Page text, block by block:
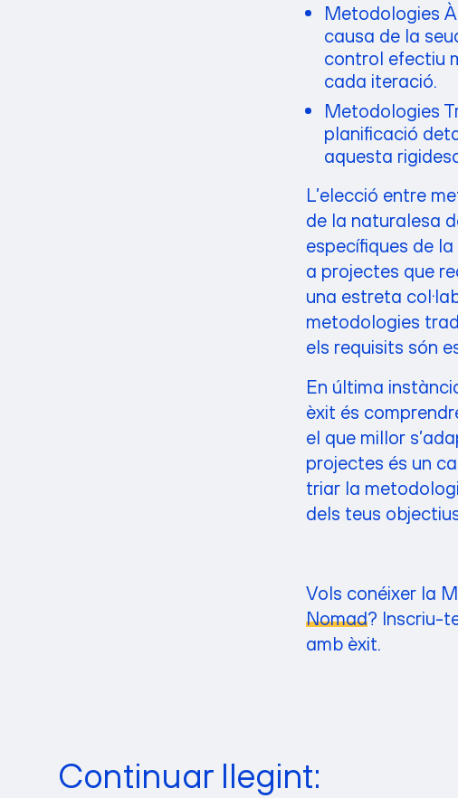
Metodologies
causa de la
control efectiu
cada iteració.
Metodologies
planificació
aquesta
L’elecció entre
de la naturalesa
específiques de
a projectes que
una estreta
metodologies
els requisits són
En última
èxit és
el que millor
projectes és un
triar la
dels teus
Vols conéixer la
Nomad? Inscriu-
amb èxit.
Continuar llegint: